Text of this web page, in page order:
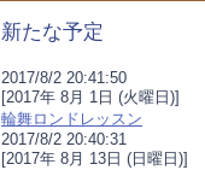
新たな予定
2017/8/2 20:41:50
[2017年 8月 1日 (火曜日)]
輪舞ロンドレッスン
2017/8/2 20:40:31
[2017年 8月 13日 (日曜日)]